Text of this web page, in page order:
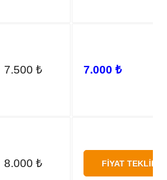
7.500 ₺ 7.000 ₺
8.000 ₺ FIYAT TEKLIFI